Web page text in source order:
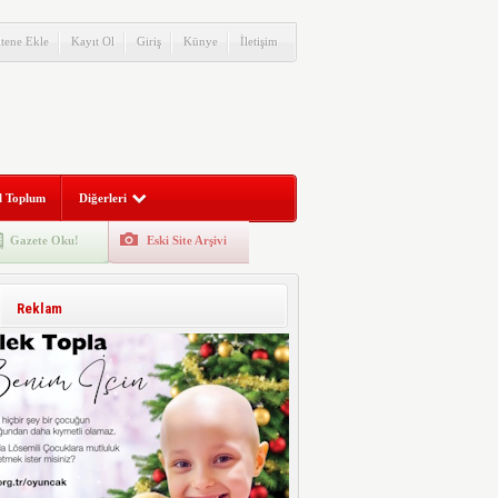
Ekle Kayıt Ol Giriş Künye İletişim
Toplum Diğerleri
Gazete Oku! Eski Site Arşivi
Reklam